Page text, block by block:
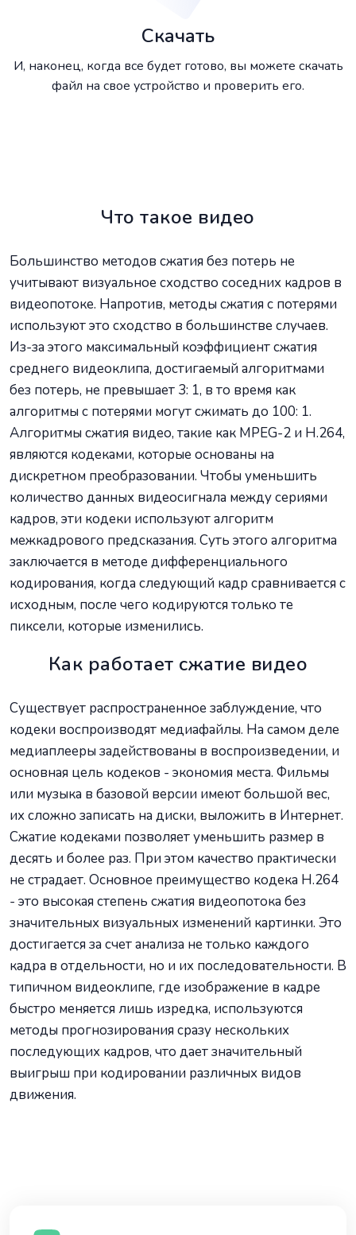
Скачать
И, наконец, когда все будет готово, вы можете скачать
файл на свое устройство и проверить его.
Что такое видео
Большинство методов сжатия без потерь не
учитывают визуальное сходство соседних кадров в
видеопотоке. Напротив, методы сжатия с потерями
используют это сходство в большинстве случаев.
Из-за этого максимальный коэффициент сжатия
среднего видеоклипа, достигаемый алгоритмами
без потерь, не превышает 3: 1, в то время как
алгоритмы с потерями могут сжимать до 100: 1.
Алгоритмы сжатия видео, такие как MPEG-2 и H.264,
являются кодеками, которые основаны на
дискретном преобразовании. Чтобы уменьшить
количество данных видеосигнала между сериями
кадров, эти кодеки используют алгоритм
межкадрового предсказания. Суть этого алгоритма
заключается в методе дифференциального
кодирования, когда следующий кадр сравнивается с
исходным, после чего кодируются только те
пиксели, которые изменились.
Как работает сжатие видео
Существует распространенное заблуждение, что
кодеки воспроизводят медиафайлы. На самом деле
медиаплееры задействованы в воспроизведении, и
основная цель кодеков - экономия места. Фильмы
или музыка в базовой версии имеют большой вес,
их сложно записать на диски, выложить в Интернет.
Сжатие кодеками позволяет уменьшить размер в
десять и более раз. При этом качество практически
не страдает. Основное преимущество кодека H.264
- это высокая степень сжатия видеопотока без
значительных визуальных изменений картинки. Это
достигается за счет анализа не только каждого
кадра в отдельности, но и их последовательности. В
типичном видеоклипе, где изображение в кадре
быстро меняется лишь изредка, используются
методы прогнозирования сразу нескольких
последующих кадров, что дает значительный
выигрыш при кодировании различных видов
движения.